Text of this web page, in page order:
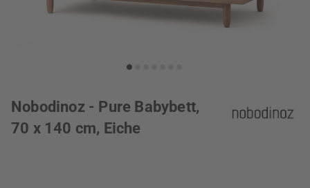
Nobodinoz - Pure Babybett,
70 x 140 cm, Eiche